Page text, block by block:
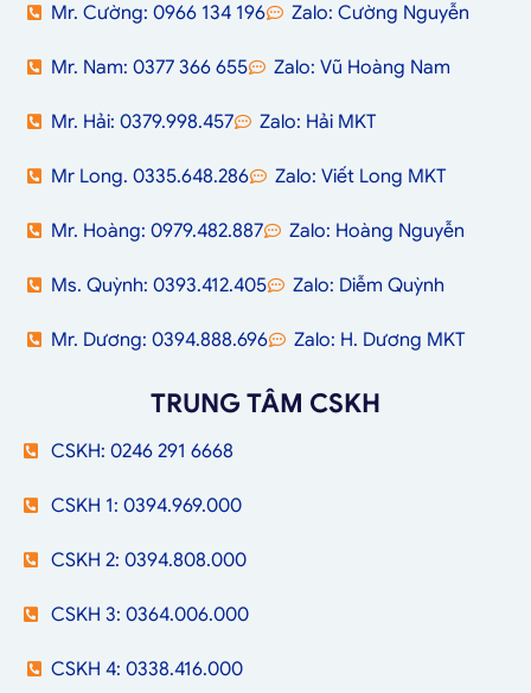
Mr. Cường: 0966 134 196 Zalo: Cường Nguyễn
Mr. Nam: 0377 366 655 Zalo: Vũ Hoàng Nam
Mr. Hải: 0379.998.457 Zalo: Hải MKT
Mr Long. 0335.648.286 Zalo: Viết Long MKT
Mr. Hoàng: 0979.482.887 Zalo: Hoàng Nguyễn
Ms. Quỳnh: 0393.412.405 Zalo: Diễm Quỳnh
Mr. Dương: 0394.888.696 Zalo: H. Dương MKT
TRUNG TÂM CSKH
CSKH: 0246 291 6668
CSKH 1: 0394.969.000
CSKH 2: 0394.808.000
CSKH 3: 0364.006.000
CSKH 4: 0338.416.000